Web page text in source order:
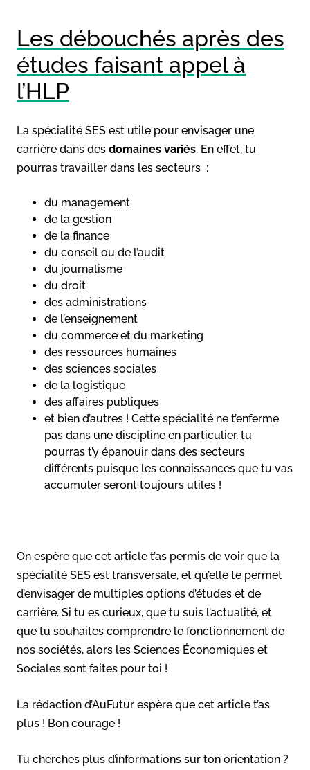
Les débouchés après des
études faisant appel à
l’HLP
La spécialité SES est utile pour envisager une
carrière dans des domaines variés. En effet, tu
pourras travailler dans les secteurs :
du management
de la gestion
de la finance
du conseil ou de l’audit
du journalisme
du droit
des administrations
de l’enseignement
du commerce et du marketing
des ressources humaines
des sciences sociales
de la logistique
des affaires publiques
et bien d’autres ! Cette spécialité ne t’enferme
pas dans une discipline en particulier, tu
pourras t’y épanouir dans des secteurs
différents puisque les connaissances que tu vas
accumuler seront toujours utiles !
On espère que cet article t’as permis de voir que la
spécialité SES est transversale, et qu’elle te permet
d’envisager de multiples options d’études et de
carrière. Si tu es curieux, que tu suis l’actualité, et
que tu souhaites comprendre le fonctionnement de
nos sociétés, alors les Sciences Économiques et
Sociales sont faites pour toi !
La rédaction d’AuFutur espère que cet article t’as
plus ! Bon courage !
Tu cherches plus d’informations sur ton orientation ?